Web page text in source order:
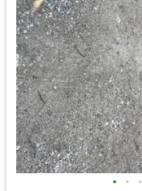
• • •